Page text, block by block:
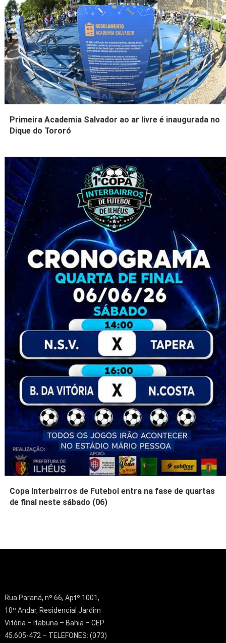
Primeira Academia Salvador ao ar livre é inaugurada no
Dique do Tororó
Copa Interbairros de Futebol entra na fase de quartas
de final neste sábado (06)
Rua Paraná, nº 66, Aptº 1001,
10º Andar, Residencial Jardim
Vitória – Itabuna – Bahia – CEP
45.605-472 – TELEFONES: (073)